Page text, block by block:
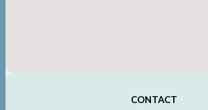
CONTACT